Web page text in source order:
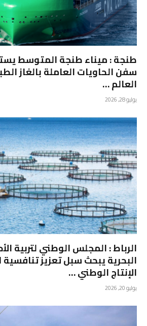
طنجة : ميناء طنجة المتوسط
سفن الحاويات العاملة بالغاز
العالم …
يوليو 28, 2026
الرباط : المجلس الوطني لتربية
البحرية يبحث سبل تعزيز
الإنتاج الوطني …
يوليو 20, 2026